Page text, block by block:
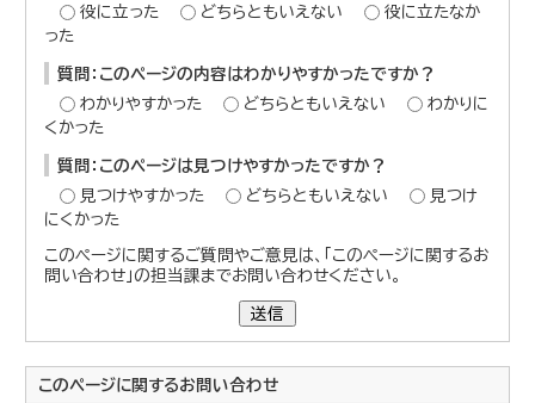
役に立った
どちらともいえない
役に立たなか
った
質問：このページの内容はわかりやすかったですか？
わかりやすかった
どちらともいえない
わかりに
くかった
質問：このページは見つけやすかったですか？
見つけやすかった
どちらともいえない
見つけ
にくかった
このページに関するご質問やご意見は、「このページに関するお
問い合わせ」の担当課までお問い合わせください。
送信
このページに関するお問い合わせ